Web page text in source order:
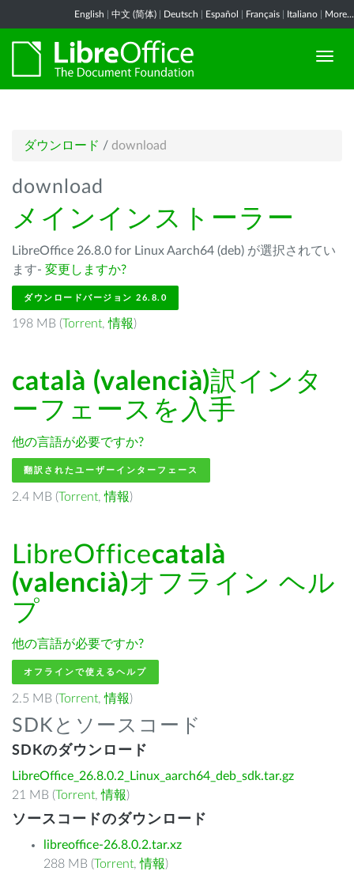
English 中文 (简体) Deutsch Español Français Italiano More...
ダウンロード / download
download
メインインストーラー
LibreOffice 26.8.0 for Linux Aarch64 (deb) が選択されてい
ます- 変更しますか?
ダウンロードバージョン 26.8.0
198 MB (Torrent,情報)
català (valencià)訳インタ
ーフェースを入手
他の言語が必要ですか?
翻訳されたユーザーインターフェース
2.4 MB (Torrent,情報)
LibreOfficecatalà
(valencià)オフライン ヘル
プ
他の言語が必要ですか?
オフラインで使えるヘルプ
2.5 MB (Torrent,情報)
SDKとソースコード
SDKのダウンロード
LibreOffice_26.8.0.2_Linux_aarch64_deb_sdk.tar.gz
21 MB (Torrent,情報)
ソースコードのダウンロード
libreoffice-26.8.0.2.tar.xz
288 MB (Torrent,情報)